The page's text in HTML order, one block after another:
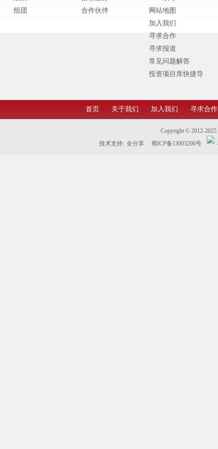
组团
合作伙伴
网站地图
加入我们
寻求合作
寻求报道
常见问题解答
投资项目库快捷导
首页 关于我们 加入我们 寻求合作
Copyright © 2012-2025
技术支持: 全分享 蜀ICP备13003206号